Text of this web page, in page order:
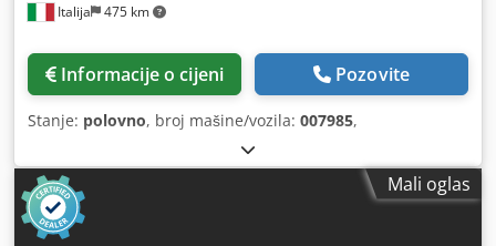
Italija 475 km
Informacije o cijeni Pozovite
Stanje: polovno, broj mašine/vozila: 007985,
Mali oglas